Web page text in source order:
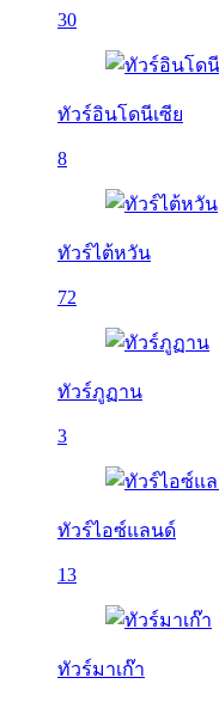
30
ทัวร์อินโดนีเซีย
8
ทัวร์ไต้หวัน
72
ทัวร์ภูฏาน
3
ทัวร์ไอซ์แลนด์
13
ทัวร์มาเก๊า